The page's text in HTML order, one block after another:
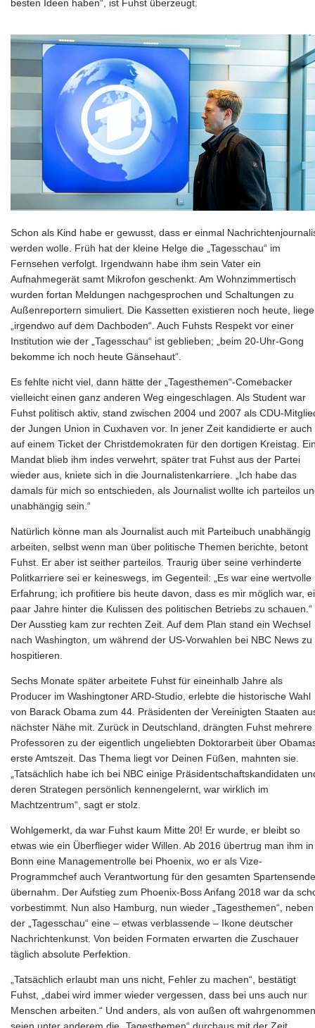
besten Ideen haben“, ist Fuhst überzeugt.
Schon als Kind habe er gewusst, dass er einmal
werden wolle. Früh hat der kleine Helge die „Tagesschau“ im
Fernsehen verfolgt. Irgendwann habe ihm sein Vater ein
Aufnahmegerät samt Mikrofon geschenkt. Am Wohnzimmertisch
wurden fortan Meldungen nachgesprochen und Schaltungen zu
Außenreportern simuliert. Die Kassetten existieren noch heute,
„irgendwo auf dem Dachboden“. Auch Fuhsts Respekt vor einer
Institution wie der „Tagesschau“ ist geblieben; „beim 20-Uhr-Gong
bekomme ich noch heute Gänsehaut“.
Es fehlte nicht viel, dann hätte der „Tagesthemen“-Comebacker
vielleicht einen ganz anderen Weg eingeschlagen. Als Student war
Fuhst politisch aktiv, stand zwischen 2004 und 2007 als CDU-
der Jungen Union in Cuxhaven vor. In jener Zeit kandidierte er auch
auf einem Ticket der Christdemokraten für den dortigen Kreistag.
Mandat blieb ihm indes verwehrt, später trat Fuhst aus der Partei
wieder aus, kniete sich in die Journalistenkarriere. „Ich habe das
damals für mich so entschieden, als Journalist wollte ich parteilos
unabhängig sein.“
Natürlich könne man als Journalist auch mit Parteibuch unabhängig
arbeiten, selbst wenn man über politische Themen berichte, betont
Fuhst. Er aber ist seither parteilos. Traurig über seine verhinderte
Politkarriere sei er keineswegs, im Gegenteil: „Es war eine wertvolle
Erfahrung; ich profitiere bis heute davon, dass es mir möglich war,
paar Jahre hinter die Kulissen des politischen Betriebs zu schauen.“
Der Ausstieg kam zur rechten Zeit. Auf dem Plan stand ein Wechsel
nach Washington, um während der US-Vorwahlen bei NBC News zu
hospitieren.
Sechs Monate später arbeitete Fuhst für eineinhalb Jahre als
Producer im Washingtoner ARD-Studio, erlebte die historische Wahl
von Barack Obama zum 44. Präsidenten der Vereinigten Staaten
nächster Nähe mit. Zurück in Deutschland, drängten Fuhst mehrere
Professoren zu der eigentlich ungeliebten Doktorarbeit über
erste Amtszeit. Das Thema liegt vor Deinen Füßen, mahnten sie.
„Tatsächlich habe ich bei NBC einige Präsidentschaftskandidaten
deren Strategen persönlich kennengelernt, war wirklich im
Machtzentrum“, sagt er stolz.
Wohlgemerkt, da war Fuhst kaum Mitte 20! Er wurde, er bleibt so
etwas wie ein Überflieger wider Willen. Ab 2016 übertrug man ihm in
Bonn eine Managementrolle bei Phoenix, wo er als Vize-
Programmchef auch Verantwortung für den gesamten
übernahm. Der Aufstieg zum Phoenix-Boss Anfang 2018 war da
vorbestimmt. Nun also Hamburg, nun wieder „Tagesthemen“, neben
der „Tagesschau“ eine – etwas verblassende – Ikone deutscher
Nachrichtenkunst. Von beiden Formaten erwarten die Zuschauer
täglich absolute Perfektion.
„Tatsächlich erlaubt man uns nicht, Fehler zu machen“, bestätigt
Fuhst, „dabei wird immer wieder vergessen, dass bei uns auch nur
Menschen arbeiten.“ Und anders, als von außen oft